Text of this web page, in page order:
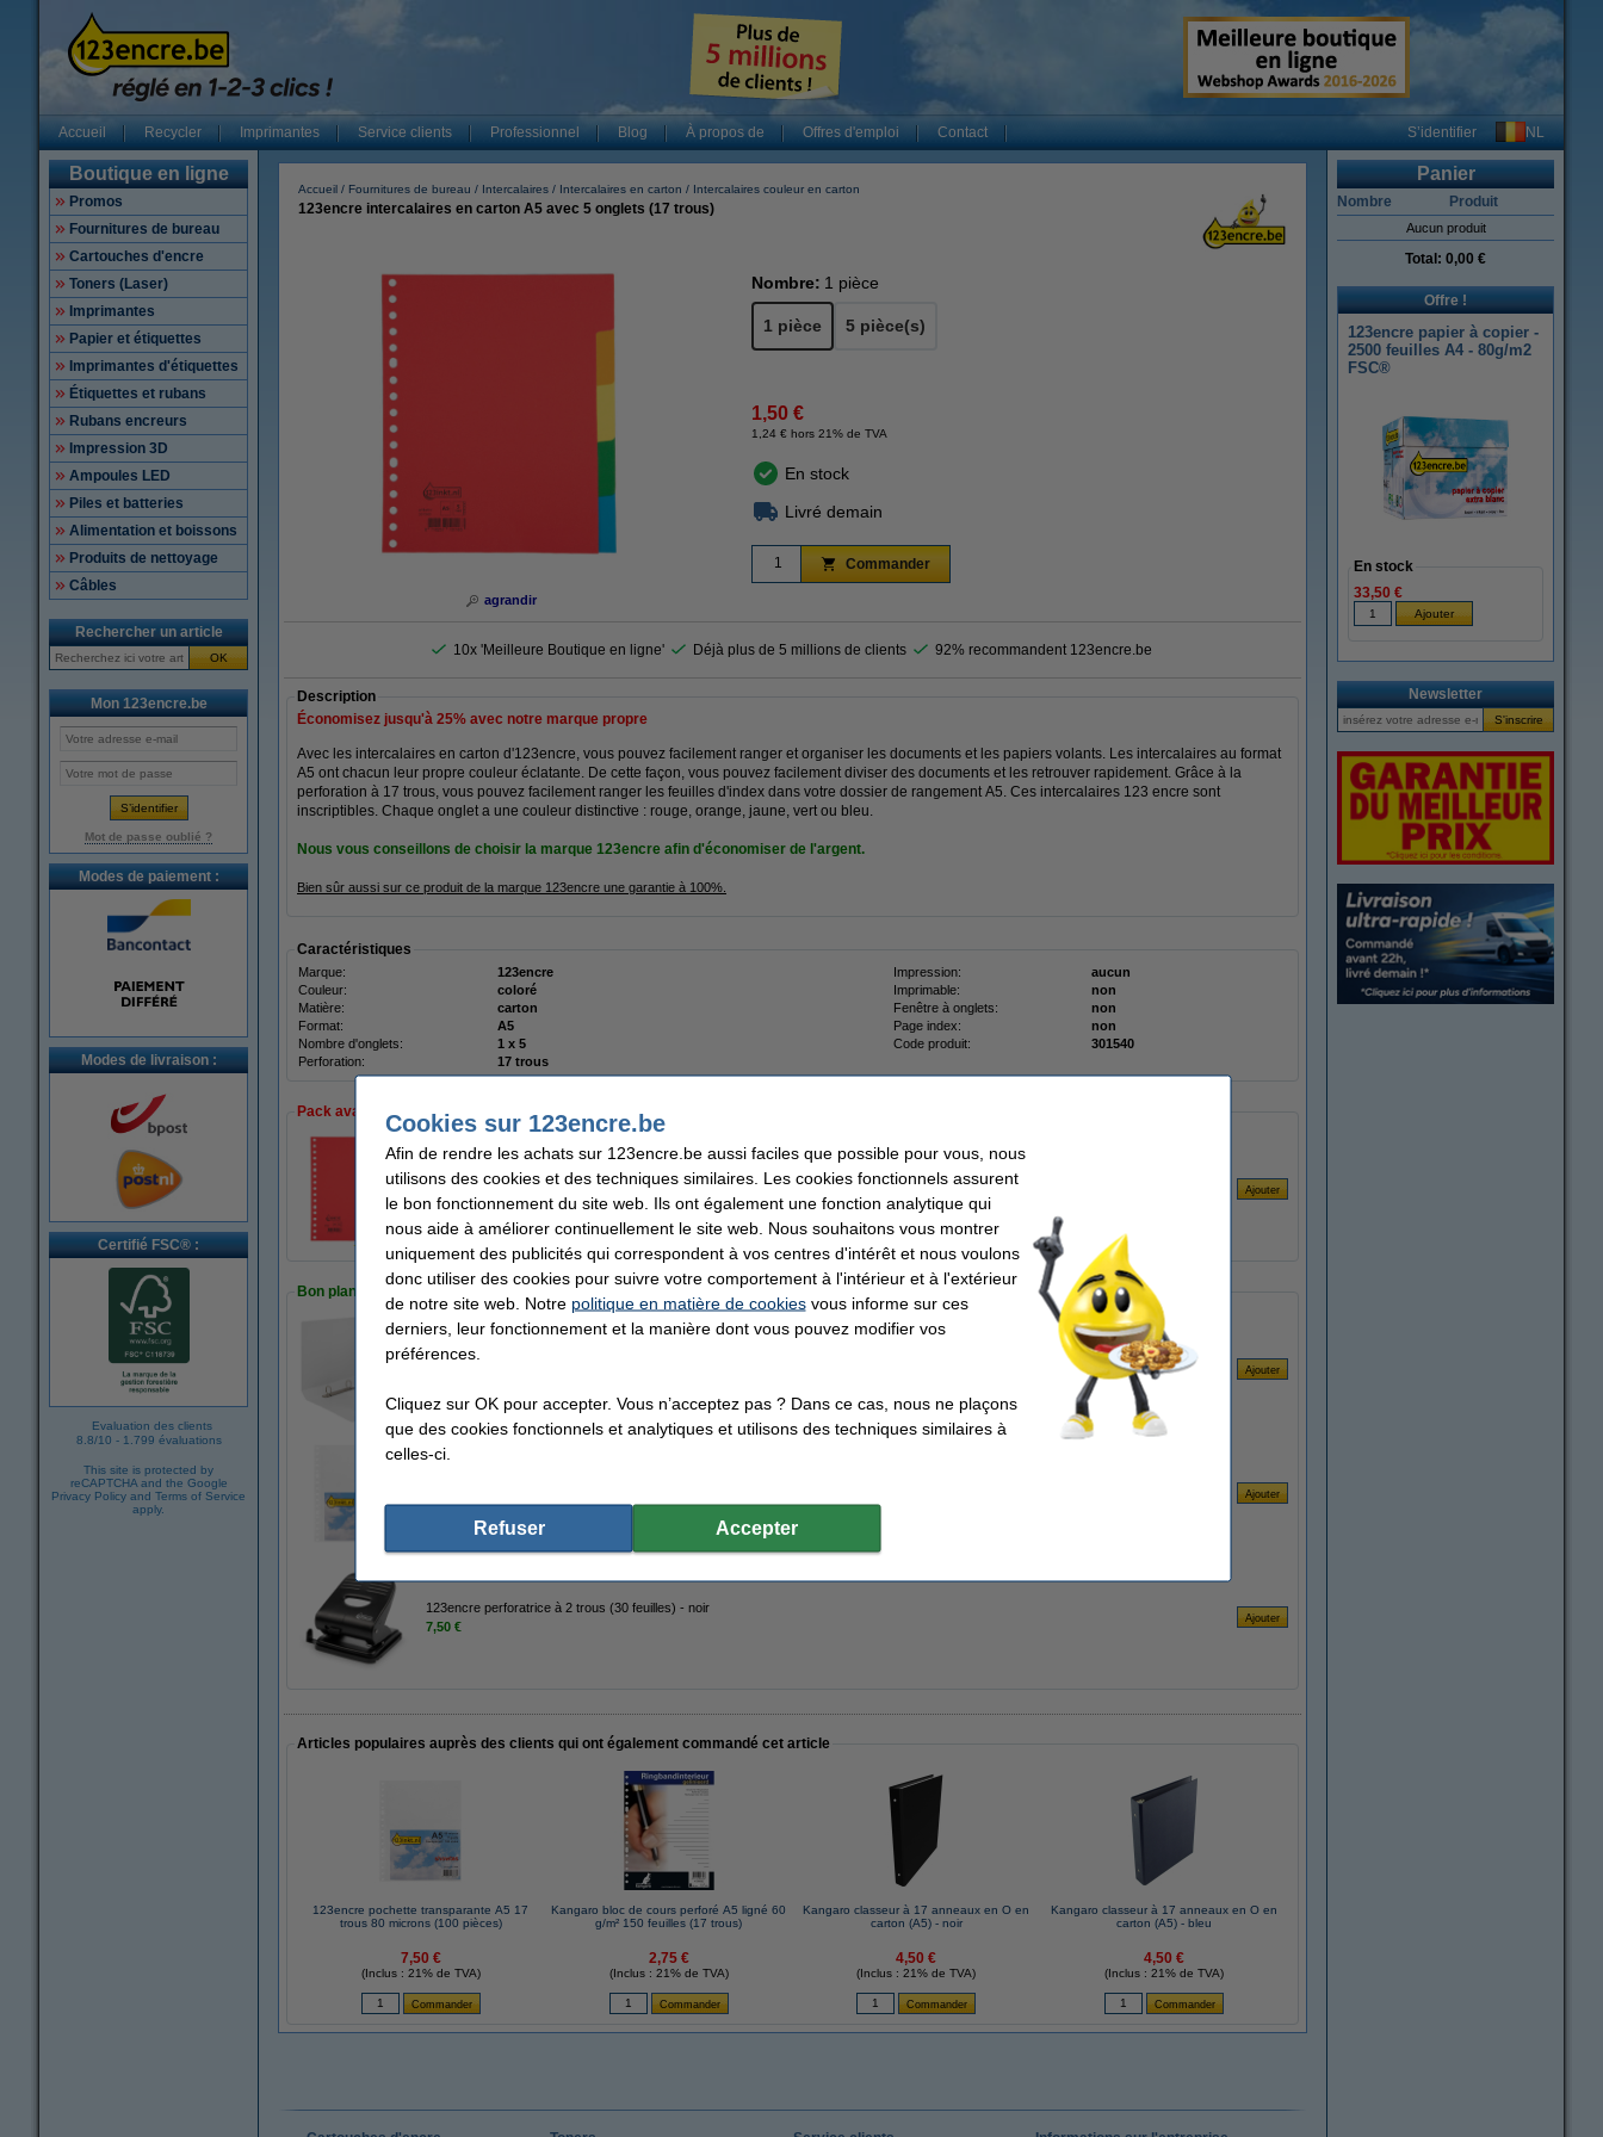
Accueil Recycler Imprimantes Service clients Professionnel Blog À propos de Offres d'emploi Contact S’identifier NL
Boutique en ligne
Promos
Fournitures de bureau
Cartouches d'encre
Toners (Laser)
Imprimantes
Papier et étiquettes
Imprimantes d'étiquettes
Étiquettes et rubans
Rubans encreurs
Impression 3D
Ampoules LED
Piles et batteries
Alimentation et boissons
Produits de nettoyage
Câbles
Rechercher un article
OK
Mon 123encre.be
Mot de passe oublié ?
Modes de paiement :
Modes de livraison :
Certifié FSC® :
Evaluation des clients
8.8/10 - 1.799 évaluations
This site is protected by
reCAPTCHA and the Google
Privacy Policy and Terms of Service
apply.
Accueil Fournitures de bureau Intercalaires Intercalaires en carton Intercalaires couleur en carton
123encre intercalaires en carton A5 avec 5 onglets (17 trous)
agrandir
Nombre: 1 pièce
1 pièce 5 pièce(s)
1,50 €
1,24 € hors 21% de TVA
En stock
Livré demain
Commander
10x 'Meilleure Boutique en ligne' Déjà plus de 5 millions de clients 92% recommandent 123encre.be
Description
Économisez jusqu'à 25% avec notre marque propre
Avec les intercalaires en carton d'123encre, vous pouvez facilement ranger et organiser les documents et les papiers volants. Les intercalaires au format
A5 ont chacun leur propre couleur éclatante. De cette façon, vous pouvez facilement diviser des documents et les retrouver rapidement. Grâce à la
perforation à 17 trous, vous pouvez facilement ranger les feuilles d'index dans votre dossier de rangement A5. Ces intercalaires 123 encre sont
inscriptibles. Chaque onglet a une couleur distinctive : rouge, orange, jaune, vert ou bleu.
Nous vous conseillons de choisir la marque 123encre afin d'économiser de l'argent.
Bien sûr aussi sur ce produit de la marque 123encre une garantie à 100%.
Caractéristiques
Marque: 123encre Impression:
aucun
Couleur:
coloré Imprimable:
non
Matière:
carton Fenêtre à onglets:
non
Format:
A5 Page index:
non
Nombre d'onglets:
1 x 5 Code produit:
301540
Perforation:
17 trous
Pack avantageux !
Offre : 5x 123encre intercalaires en carton A5 avec 5 onglets (17 trous)
6,95 €
Bon plan : commandez également
123encre classeur A5 à 2 anneaux en D (20 mm) - blanc
7,50 €
123encre perforatrice à 2 trous (30 feuilles) - noir
7,50 €
Articles populaires auprès des clients qui ont également commandé cet article
123encre pochette transparante A5 17
trous 80 microns (100 pièces)
7,50 €
(Inclus : 21% de TVA)
Kangaro bloc de cours perforé A5 ligné 60
g/m² 150 feuilles (17 trous)
2,75 €
(Inclus : 21% de TVA)
Kangaro classeur à 17 anneaux en O en
carton (A5) - noir
4,50 €
(Inclus : 21% de TVA)
Kangaro classeur à 17 anneaux en O en
carton (A5) - bleu
4,50 €
(Inclus : 21% de TVA)
Panier
Nombre Produit
Aucun produit
Total: 0,00 €
Offre !
123encre papier à copier -
2500 feuilles A4 - 80g/m2
FSC®
En stock
33,50 €
Newsletter
Cookies sur 123encre.be
Afin de rendre les achats sur 123encre.be aussi faciles que possible pour vous, nous
utilisons des cookies et des techniques similaires. Les cookies fonctionnels assurent
le bon fonctionnement du site web. Ils ont également une fonction analytique qui
nous aide à améliorer continuellement le site web. Nous souhaitons vous montrer
uniquement des publicités qui correspondent à vos centres d'intérêt et nous voulons
donc utiliser des cookies pour suivre votre comportement à l'intérieur et à l'extérieur
de notre site web. Notre politique en matière de cookiesvous informe sur ces
derniers, leur fonctionnement et la manière dont vous pouvez modifier vos
préférences.
Cliquez sur OK pour accepter. Vous n’acceptez pas ? Dans ce cas, nous ne plaçons
que des cookies fonctionnels et analytiques et utilisons des techniques similaires à
celles-ci.
Refuser Accepter